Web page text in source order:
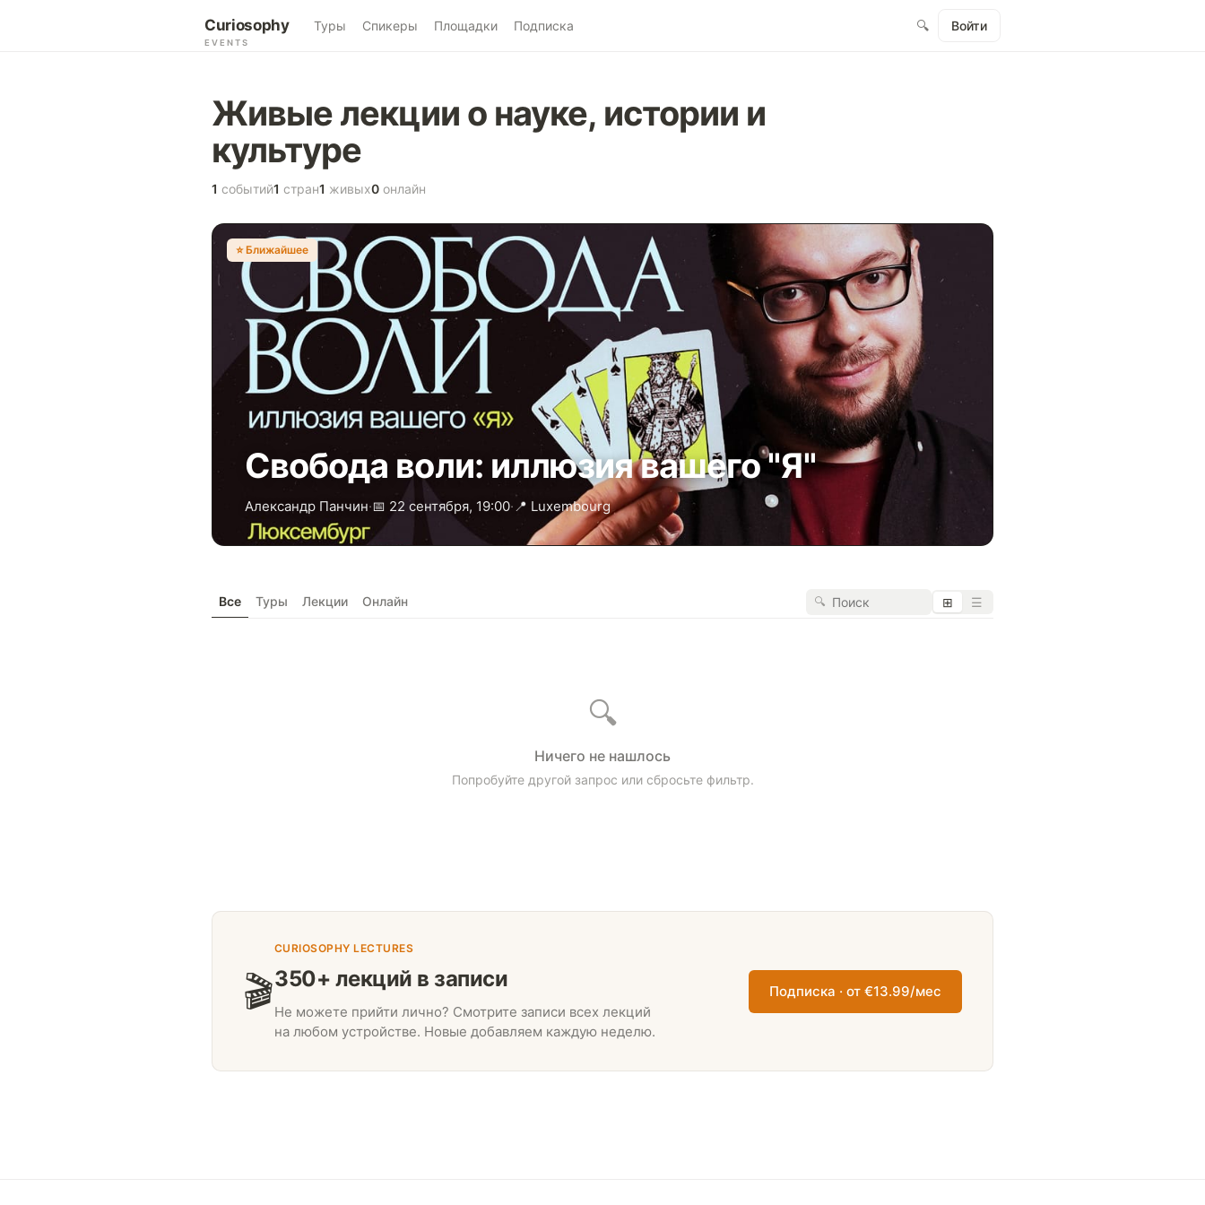
Curiosophy
EVENTS
Туры Спикеры Площадки Подписка 🔍 Войти
Живые лекции о науке, истории и
культуре
1 событий1 стран1 живых0 онлайн
⭐️ Ближайшее
Свобода воли: иллюзия вашего "Я"
Александр Панчин·📅 22 сентября, 19:00·📍 Luxembourg
Все Туры Лекции Онлайн 🔍 ⊞ ☰
🔍
Ничего не нашлось
Попробуйте другой запрос или сбросьте фильтр.
🎬
CURIOSOPHY LECTURES
350+ лекций в записи
Не можете прийти лично? Смотрите записи всех лекций
на любом устройстве. Новые добавляем каждую неделю.
Подписка · от €13.99/мес